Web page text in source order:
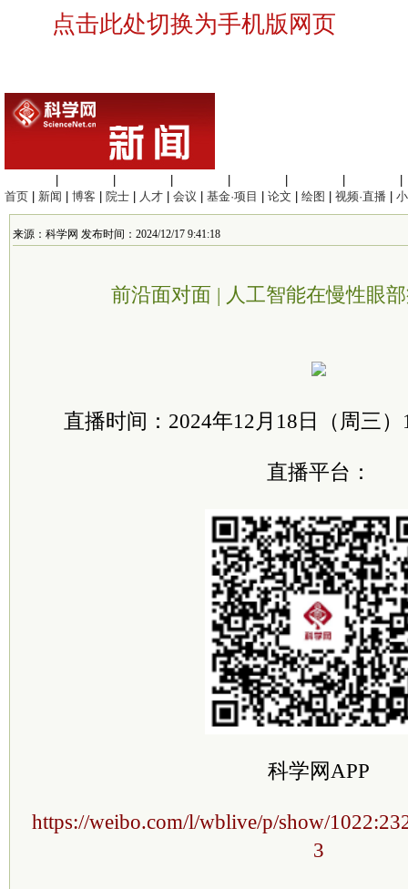
点击此处切换为手机版网页
首页
新闻 博客 院士 人才 会议 基金·项目 论文 绘图 视频·直播
来源：科学网 发布时间：2024/12/17 9:41:18
前沿面对面 | 人工智能在慢性眼
直播时间：2024年12月18日（周三
直播平台：
科学网APP
https://weibo.com/l/wblive/p/show/
3